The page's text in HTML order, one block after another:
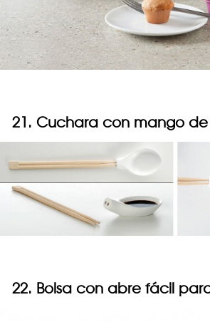
21. Cuchara con mango de
22. Bolsa con abre fácil